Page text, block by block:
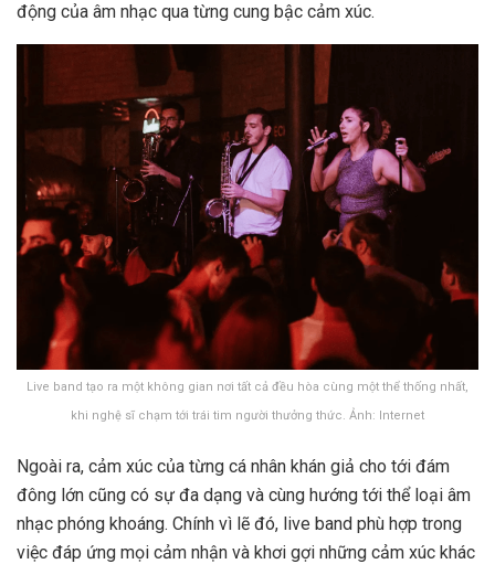
động của âm nhạc qua từng cung bậc cảm xúc.
Live band tạo ra một không gian nơi tất cả đều hòa cùng một thể thống nhất,
khi nghệ sĩ chạm tới trái tim người thưởng thức. Ảnh: Internet
Ngoài ra, cảm xúc của từng cá nhân khán giả cho tới đám
đông lớn cũng có sự đa dạng và cùng hướng tới thể loại âm
nhạc phóng khoáng. Chính vì lẽ đó, live band phù hợp trong
việc đáp ứng mọi cảm nhận và khơi gợi những cảm xúc khác